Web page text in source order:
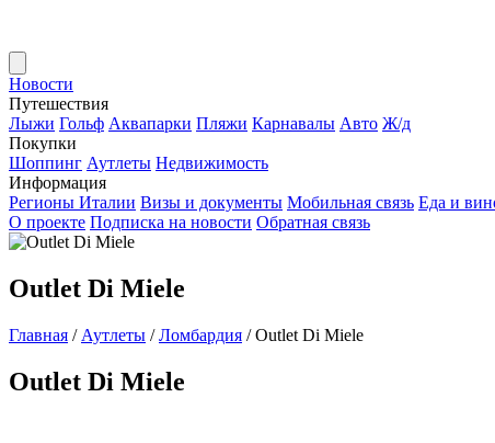
Новости
Путешествия
Лыжи Гольф Аквапарки Пляжи Карнавалы Авто Ж/д
Покупки
Шоппинг Аутлеты Недвижимость
Информация
Регионы Италии Визы и документы Мобильная связь Еда и
О проекте Подписка на новости Обратная связь
Outlet Di Miele
Главная / Аутлеты / Ломбардия / Outlet Di Miele
Outlet Di Miele